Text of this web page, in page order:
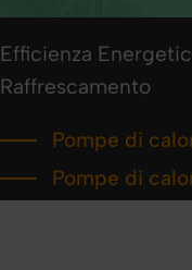
Efficienza
Raffrescamento
Pompe di
Pompe di